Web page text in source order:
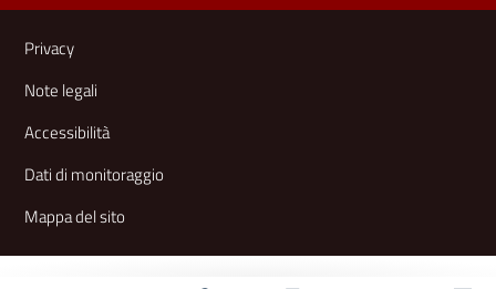
Link e informazioni utili
Privacy
Note legali
Accessibilità
Dati di monitoraggio
Mappa del sito